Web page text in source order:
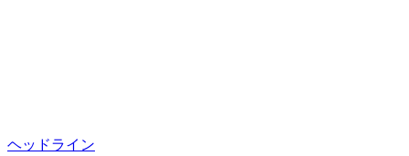
ヘッドライン